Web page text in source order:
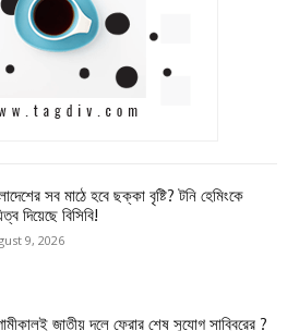
সব মাঠে হবে ছক্কা বৃষ্টি? টনি হেমিংকে
দিয়েছে বিসিবি!
9, 2026
জাতীয় দলে ফেরার শেষ সুযোগ সাব্বিরের ?